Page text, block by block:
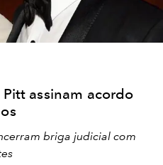
assinam acordo
briga judicial com